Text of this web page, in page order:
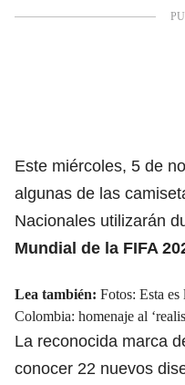
Este miércoles, 5 de
algunas de las
Nacionales utilizarán
Mundial de la FIFA
Lea también: Fotos: Esta es
Colombia: homenaje al
La reconocida marca
conocer 22 nuevos